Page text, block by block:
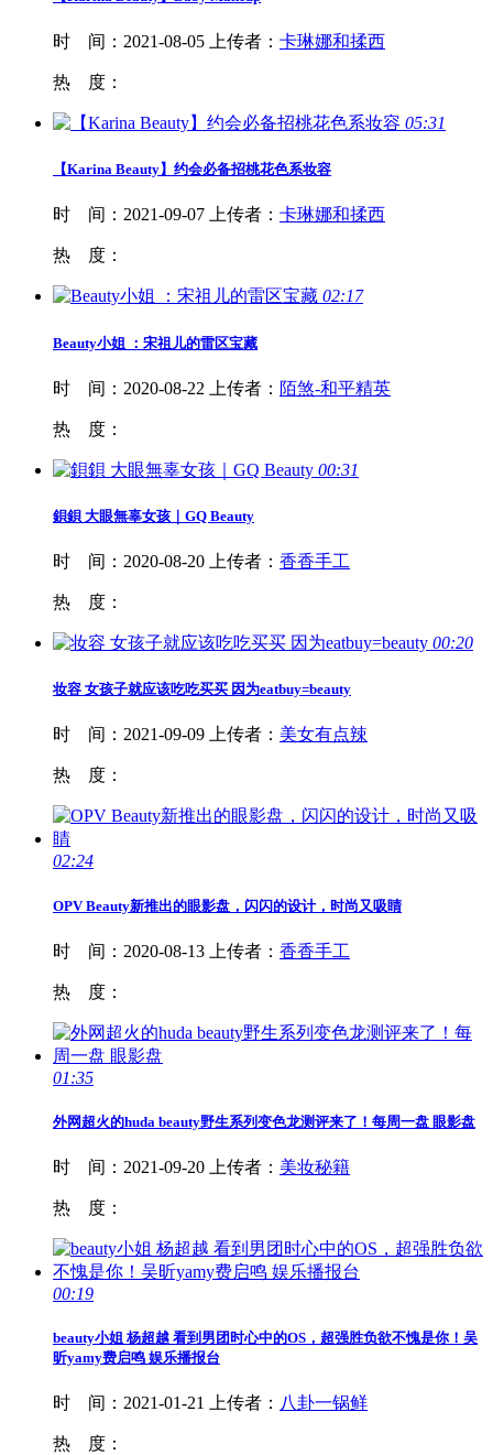
时 间： 2021-08-05 上传者： 卡琳娜和揉西
热 度：
05:31
【Karina Beauty】约会必备招桃花色系妆容
时 间： 2021-09-07 上传者： 卡琳娜和揉西
热 度：
02:17
Beauty小姐 ：宋祖儿的雷区宝藏
时 间： 2020-08-22 上传者： 陌煞-和平精英
热 度：
00:31
鋇鋇 大眼無辜女孩｜GQ Beauty
时 间： 2020-08-20 上传者： 香香手工
热 度：
00:20
妆容 女孩子就应该吃吃买买 因为eatbuy=beauty
时 间： 2021-09-09 上传者： 美女有点辣
热 度：
02:24
OPVBeauty新推出的眼影盘，闪闪的设计，时尚又吸睛
时 间： 2020-08-13 上传者： 香香手工
热 度：
01:35
外网超火的huda beauty野生系列变色龙测评来了！每周一盘 眼影盘
时 间： 2021-09-20 上传者： 美妆秘籍
热 度：
00:19
beauty小姐 杨超越 看到男团时心中的OS，超强胜负欲不愧是你！吴
昕yamy费启鸣 娱乐播报台
时 间： 2021-01-21 上传者： 八卦一锅鲜
热 度：